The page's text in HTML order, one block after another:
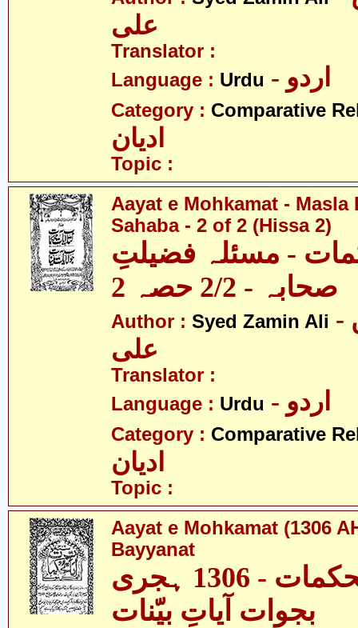
علی
Translator :
Language : Urdu - اردو
Category : Comparative
ادیان
Topic :
Aayat e Mohkamat - Masla
Sahaba - 2 of 2 (Hissa 2)
- مسئلہ فضیلتِ
صحابہ - 2/2 حصہ 2
Author : Syed Zamin Ali - سید ضامن
علی
Translator :
Language : Urdu - اردو
Category : Comparative
ادیان
Topic :
Aayat e Mohkamat (1306
Bayyanat
آیاتِ محکمات - 1306 ہجری
بجوات آیاتِ بیّنات